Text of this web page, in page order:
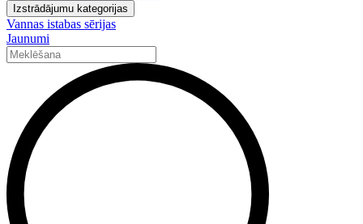
Izstrādājumu kategorijas
Vannas istabas sērijas
Jaunumi